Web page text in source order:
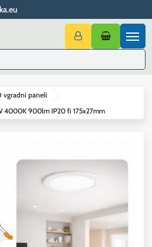
vgradni paneli
4000K 900lm IP20 fi 175x27mm